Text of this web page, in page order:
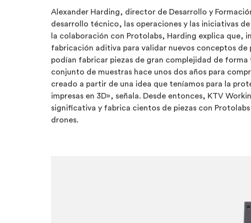
Alexander Harding, director de Desarrollo y
desarrollo técnico, las operaciones y las iniciativas
la colaboración con Protolabs, Harding explica que,
fabricación aditiva para validar nuevos conceptos
podían fabricar piezas de gran complejidad de forma
conjunto de muestras hace unos dos años para
creado a partir de una idea que teníamos para la
impresas en 3D», señala. Desde entonces, KTV
significativa y fabrica cientos de piezas con
drones.